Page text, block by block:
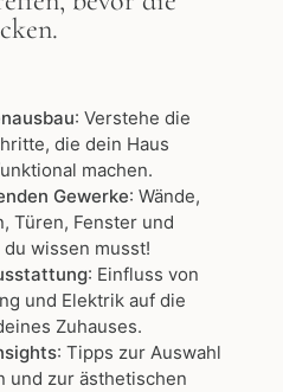
: Verstehe die
die dein Haus
machen.
Gewerke: Wände,
Türen, Fenster und
wissen musst!
: Einfluss von
und Elektrik auf die
Zuhauses.
: Tipps zur Auswahl
und zur ästhetischen